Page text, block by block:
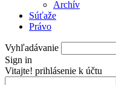
Archív
Súťaže
Právo
Vyhľadávanie
Sign in
Vitajte! prihlásenie k účtu